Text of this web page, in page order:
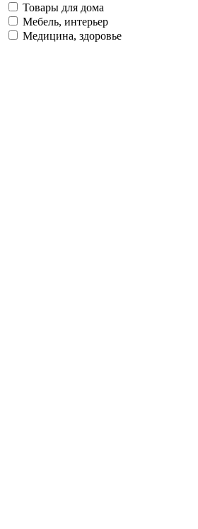
Товары для дома
Мебель, интерьер
Медицина, здоровье